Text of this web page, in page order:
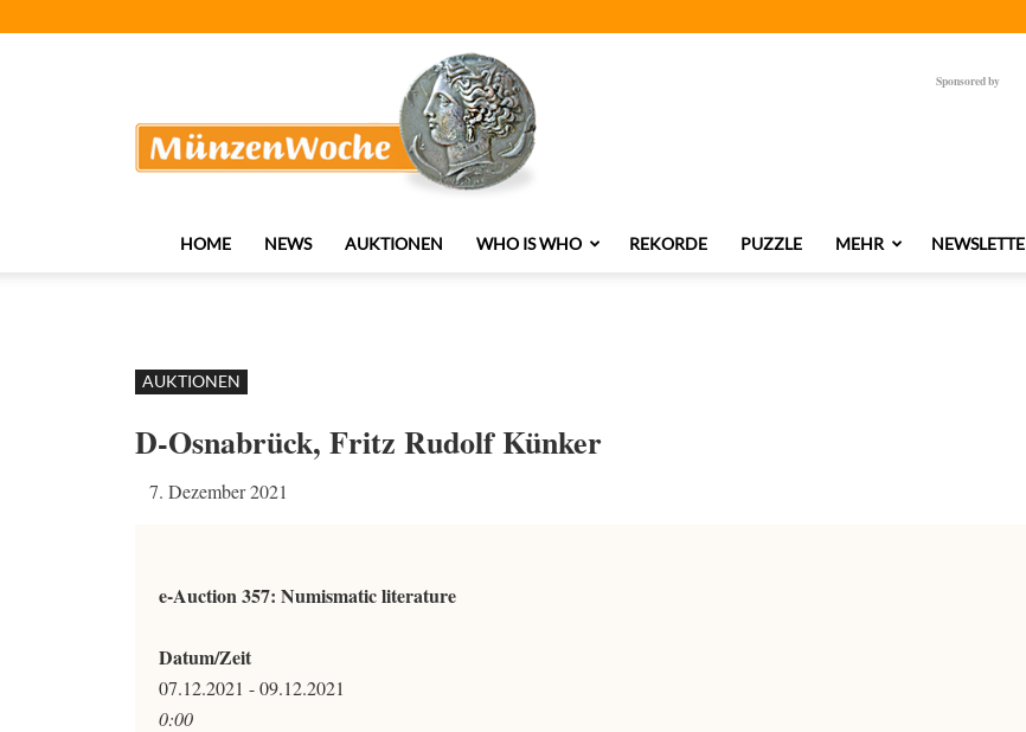
Sponsored by
HOME NEWS AUKTIONEN WHO IS WHO REKORDE PUZZLE MEHR
AUKTIONEN
D-Osnabrück, Fritz Rudolf Künker
7. Dezember 2021
e-Auction 357: Numismatic literature
Datum/Zeit
07.12.2021 - 09.12.2021
0:00